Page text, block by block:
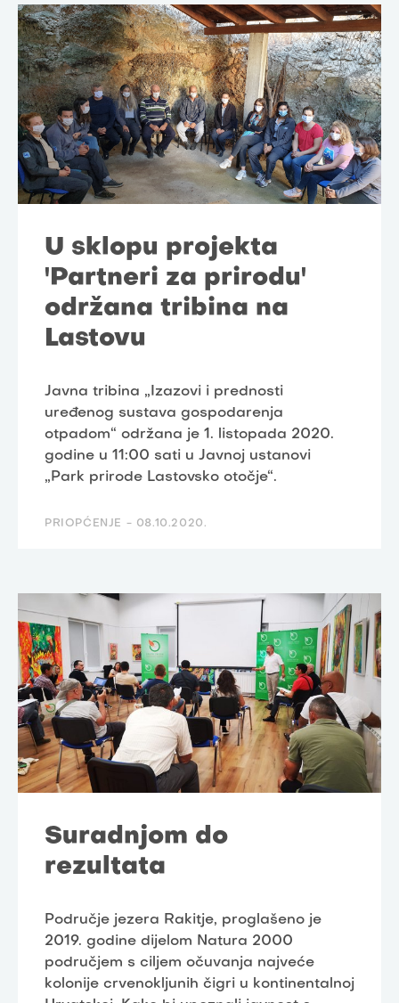
U sklopu projekta
'Partneri za prirodu'
održana tribina na
Lastovu
Javna tribina „Izazovi i prednosti
uređenog sustava gospodarenja
otpadom“ održana je 1. listopada 2020.
godine u 11:00 sati u Javnoj ustanovi
„Park prirode Lastovsko otočje“.
PRIOPĆENJE - 08.10.2020.
Suradnjom do
rezultata
Područje jezera Rakitje, proglašeno je
2019. godine dijelom Natura 2000
područjem s ciljem očuvanja najveće
kolonije crvenokljunih čigri u kontinentalnoj